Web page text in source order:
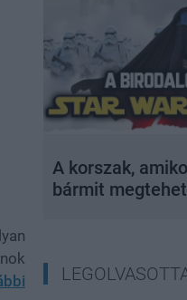
A korszak,
bármit